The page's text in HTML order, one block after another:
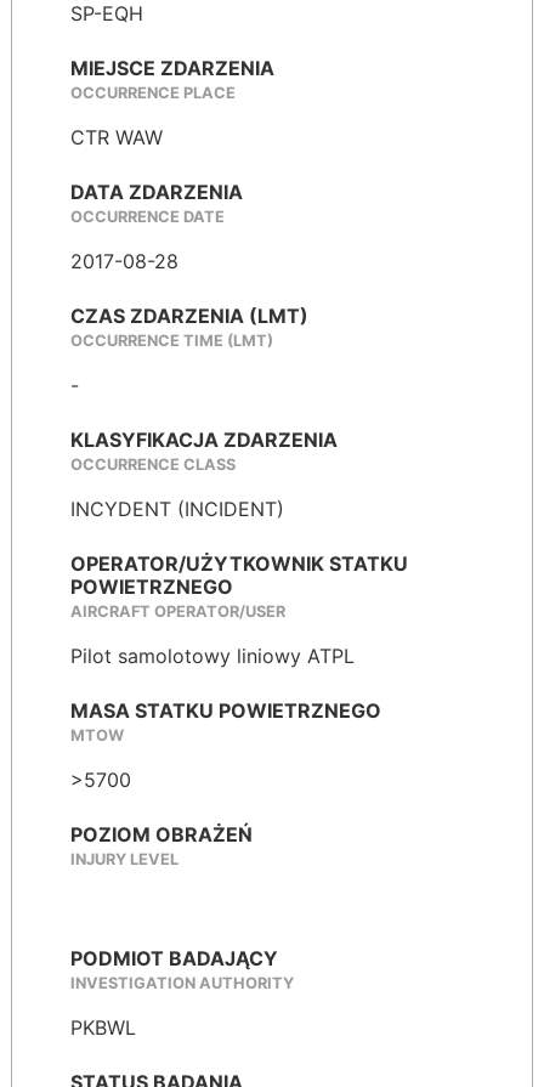
SP-EQH
MIEJSCE ZDARZENIA
OCCURRENCE PLACE
CTR WAW
DATA ZDARZENIA
OCCURRENCE DATE
2017-08-28
CZAS ZDARZENIA (LMT)
OCCURRENCE TIME (LMT)
-
KLASYFIKACJA ZDARZENIA
OCCURRENCE CLASS
INCYDENT (INCIDENT)
OPERATOR/UŻYTKOWNIK STATKU
POWIETRZNEGO
AIRCRAFT OPERATOR/USER
Pilot samolotowy liniowy ATPL
MASA STATKU POWIETRZNEGO
MTOW
>5700
POZIOM OBRAŻEŃ
INJURY LEVEL
PODMIOT BADAJĄCY
INVESTIGATION AUTHORITY
PKBWL
STATUS BADANIA